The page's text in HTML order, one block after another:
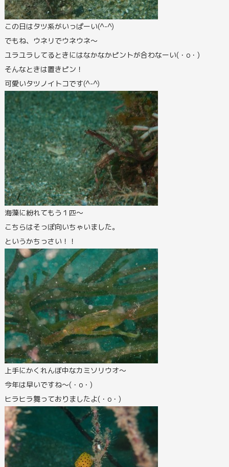
この日はタツ系がいっぱーい(^-^)
でもね、ウネリでウネウネ～
ユラユラしてるときにはなかなかピントが合わなーい(・o・)
そんなときは置きピン！
可愛いタツノイトコです(^-^)
海藻に紛れてもう１匹～
こちらはそっぽ向いちゃいました。
というかちっさい！！
上手にかくれんぼ中なカミソリウオ～
今年は早いですね～(・o・)
ヒラヒラ舞っておりましたよ(・o・)